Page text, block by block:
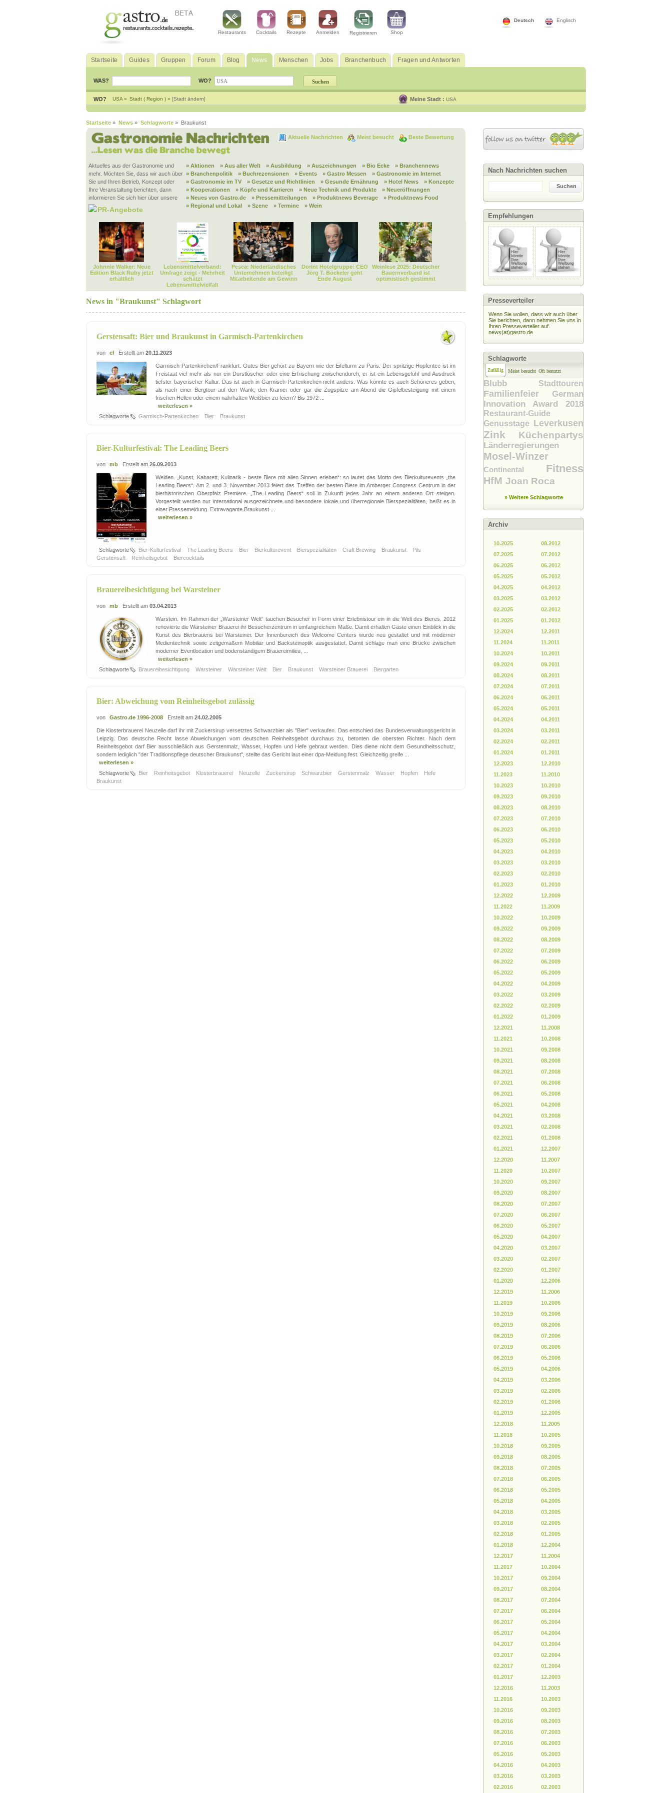
Englisch
Deutsch
Restaurants Cocktails Rezepte Anmelden Registrieren Shop
Startseite Guides Gruppen Forum Blog News Menschen Jobs Branchenbuch Fragen und Antworten
WAS? WO?
WO? USA » Stadt ( Region ) » [Stadt ändern] Meine Stadt : USA
Startseite » News » Schlagworte » Braukunst
Aktuelle Nachrichten Meist besucht Beste Bewertung
Aktuelles aus der Gastronomie und
mehr. Möchten Sie, dass wir auch über
Sie und Ihren Betrieb, Konzept oder
Ihre Veranstaltung berichten, dann
informieren Sie sich hier über unsere
PR-Angebote
» Aktionen » Aus aller Welt » Ausbildung » Auszeichnungen » Bio Ecke
» Branchennews
» Branchenpolitik
» Buchrezensionen » Events » Gastro Messen
» Gastronomie im Internet
» Gastronomie im TV
» Gesetze und Richtlinien » Gesunde Ernährung » Hotel News
» Konzepte
» Kooperationen
» Köpfe und Karrieren » Neue Technik und Produkte
» Neueröffnungen
» Neues von Gastro.de
» Pressemitteilungen » Produktnews Beverage
» Produktnews Food
» Regional und Lokal
» Szene » Termine » Wein
Johnnie Walker: Neue
Edition Black Ruby jetzt
erhältlich
Lebensmittelverband:
Umfrage zeigt - Mehrheit
schätzt
Lebensmittelvielfalt
Pesca: Niederländisches
Unternehmen beteiligt
Mitarbeitende am Gewinn
Dorint Hotelgruppe: CEO
Jörg T. Böckeler geht
Ende August
Weinlese 2025: Deutscher
Bauernverband ist
optimistisch gestimmt
News in "Braukunst" Schlagwort
Gerstensaft: Bier und Braukunst in Garmisch-Partenkirchen
von cl Erstellt am 20.11.2023
Garmisch-Partenkirchen/Frankfurt. Gutes Bier gehört zu Bayern wie der Eifelturm zu Paris. Der spritzige Hopfentee ist im
Freistaat viel mehr als nur ein Durstlöscher oder eine Erfrischung zwischendurch, er ist ein Lebensgefühl und Ausdruck
tiefster bayerischer Kultur. Das ist auch in Garmisch-Partenkirchen nicht anders. Was könnte es auch Schöneres geben,
als nach einer Bergtour auf den Wank, den Kramer oder gar die Zugspitze am Abend die Gipfelbesteigung mit einem
frischen Hellen oder einem nahrhaften Weißbier zu feiern? Bis 1972 ...
weiterlesen »
Schlagworte
Garmisch-Partenkirchen Bier Braukunst
Bier-Kulturfestival: The Leading Beers
von mb Erstellt am 26.09.2013
Weiden. „Kunst, Kabarett, Kulinarik - beste Biere mit allen Sinnen erleben“: so lautet das Motto des Bierkulturevents „the
Leading Beers“. Am 2. und 3. November 2013 feiert das Treffen der besten Biere im Amberger Congress Centrum in der
bierhistorischen Oberpfalz Premiere. „The Leading Beers“ soll in Zukunft jedes Jahr an einem anderen Ort steigen.
Vorgestellt werden nur international ausgezeichnete und besondere lokale und überregionale Bierspezialitäten, heißt es in
einer Pressemeldung. Extravagante Braukunst ...
weiterlesen »
Schlagworte Bier-Kulturfestival The Leading Beers Bier Bierkulturevent Bierspezialitäten Craft Brewing Braukunst
Pils
Gerstensaft
Reinheitsgebot Biercocktails
Brauereibesichtigung bei Warsteiner
von mb Erstellt am 03.04.2013
Warstein. Im Rahmen der „Warsteiner Welt“ tauchen Besucher in Form einer Erlebnistour ein in die Welt des Bieres. 2012
renovierte die Warsteiner Brauerei ihr Besucherzentrum in umfangreichem Maße. Damit erhalten Gäste einen Einblick in die
Kunst des Bierbrauens bei Warsteiner. Der Innenbereich des Welcome Centers wurde neu gestaltet und mit moderner
Medientechnik sowie zeitgemäßem Mobiliar und Backsteinoptik ausgestattet. Damit schlage man eine Brücke zwischen
moderner Eventlocation und bodenständigem Brauereimilieu, ...
weiterlesen »
Schlagworte
Brauereibesichtigung Warsteiner Warsteiner Welt Bier Braukunst Warsteiner Brauerei Biergarten
Bier: Abweichung vom Reinheitsgebot zulässig
von Gastro.de 1996-2008 Erstellt am 24.02.2005
Die Klosterbrauerei Neuzelle darf ihr mit Zuckersirup versetztes Schwarzbier als "Bier" verkaufen. Das entschied das Bundesverwaltungsgericht in
Leipzig. Das deutsche Recht lasse Abweichungen vom deutschen Reinheitsgebot durchaus zu, betonten die obersten Richter. Nach dem
Reinheitsgebot darf Bier ausschließlich aus Gerstenmalz, Wasser, Hopfen und Hefe gebraut werden. Dies diene nicht dem Gesundheitsschutz,
sondern lediglich "der Traditionspflege deutscher Braukunst", stellte das Gericht laut einer dpa-Meldung fest. Gleichzeitig greife ...
weiterlesen »
Schlagworte
Bier Reinheitsgebot Klosterbrauerei Neuzelle Zuckersirup Schwarzbier Gerstenmalz Wasser Hopfen
Hefe
Braukunst
Nach Nachrichten suchen
Suchen
Empfehlungen
Presseverteiler
Wenn Sie wollen, dass wir auch über
Sie berichten, dann nehmen Sie uns in
Ihren Presseverteiler auf.
news(at)gastro.de
Schlagworte
Zufällig Meist besucht Oft benutzt
Blubb Stadttouren
Familienfeier German
Innovation Award 2018
Restaurant-Guide
Genusstage Leverkusen
Zink Küchenpartys
Länderregierungen
Mosel-Winzer
Continental Fitness
HfM Joan Roca
» Weitere Schlagworte
Archiv
10.2025
07.2025
06.2025
05.2025
04.2025
03.2025
02.2025
01.2025
12.2024
11.2024
10.2024
09.2024
08.2024
07.2024
06.2024
05.2024
04.2024
03.2024
02.2024
01.2024
12.2023
11.2023
10.2023
09.2023
08.2023
07.2023
06.2023
05.2023
04.2023
03.2023
02.2023
01.2023
12.2022
11.2022
10.2022
09.2022
08.2022
07.2022
06.2022
05.2022
04.2022
03.2022
02.2022
01.2022
12.2021
11.2021
10.2021
09.2021
08.2021
07.2021
06.2021
05.2021
04.2021
03.2021
02.2021
01.2021
12.2020
11.2020
10.2020
09.2020
08.2020
07.2020
06.2020
05.2020
04.2020
03.2020
02.2020
01.2020
12.2019
11.2019
10.2019
09.2019
08.2019
07.2019
06.2019
05.2019
04.2019
03.2019
02.2019
01.2019
12.2018
11.2018
10.2018
09.2018
08.2018
07.2018
06.2018
05.2018
04.2018
03.2018
02.2018
01.2018
12.2017
11.2017
10.2017
09.2017
08.2017
07.2017
06.2017
05.2017
04.2017
03.2017
02.2017
01.2017
12.2016
11.2016
10.2016
09.2016
08.2016
07.2016
05.2016
04.2016
03.2016
02.2016
08.2012
07.2012
06.2012
05.2012
04.2012
03.2012
02.2012
01.2012
12.2011
11.2011
10.2011
09.2011
08.2011
07.2011
06.2011
05.2011
04.2011
03.2011
02.2011
01.2011
12.2010
11.2010
10.2010
09.2010
08.2010
07.2010
06.2010
05.2010
04.2010
03.2010
02.2010
01.2010
12.2009
11.2009
10.2009
09.2009
08.2009
07.2009
06.2009
05.2009
04.2009
03.2009
02.2009
01.2009
11.2008
10.2008
09.2008
08.2008
07.2008
06.2008
05.2008
04.2008
03.2008
02.2008
01.2008
12.2007
11.2007
10.2007
09.2007
08.2007
07.2007
06.2007
05.2007
04.2007
03.2007
02.2007
01.2007
12.2006
11.2006
10.2006
09.2006
08.2006
07.2006
06.2006
05.2006
04.2006
03.2006
02.2006
01.2006
12.2005
11.2005
10.2005
09.2005
08.2005
07.2005
06.2005
05.2005
04.2005
03.2005
02.2005
01.2005
12.2004
11.2004
10.2004
09.2004
08.2004
07.2004
06.2004
05.2004
04.2004
03.2004
02.2004
01.2004
12.2003
11.2003
10.2003
09.2003
08.2003
07.2003
06.2003
05.2003
04.2003
03.2003
02.2003